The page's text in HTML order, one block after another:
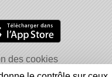
des cookies
contenu inapproprié